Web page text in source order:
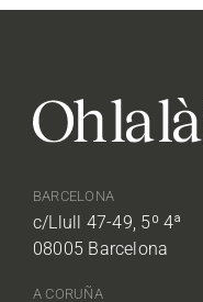
BARCELONA
c/Llull 47-49, 5º 4ª
08005 Barcelona
A CORUÑA